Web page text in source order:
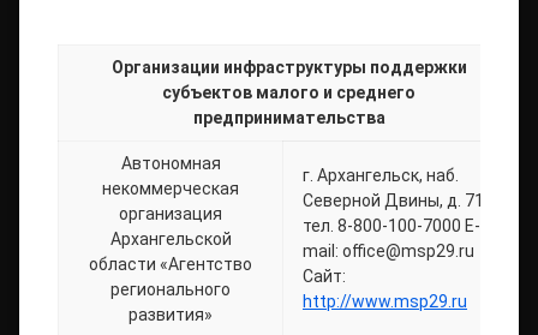
Организации инфраструктуры поддержки
субъектов малого и среднего
предпринимательства
Автономная
некоммерческая
организация
Архангельской
области «Агентство
регионального
развития»
г. Архангельск, наб.
Северной Двины, д. 71
тел. 8-800-100-7000 E-
mail: office@msp29.ru
Сайт:
http://www.msp29.ru